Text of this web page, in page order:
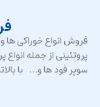
فروش انواع خوراکی
پروتئینی از جمله انواع
سوپر فود ها و… با